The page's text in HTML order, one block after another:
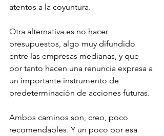
atentos a la coyuntura.
Otra alternativa es no hacer
presupuestos, algo muy difundido
entre las empresas medianas, y que
por tanto hacen una renuncia expresa a
un importante instrumento de
predeterminación de acciones futuras.
Ambos caminos son, creo, poco
recomendables. Y un poco por esa